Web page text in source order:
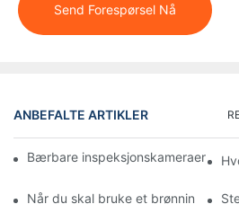
Send Forespørsel Nå
ANBEFALTE ARTIKLER
Bærbare inspeksjonskameraer:
Når du skal bruke et